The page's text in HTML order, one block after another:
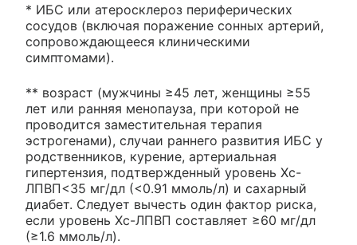
* ИБС или атеросклероз периферических
сосудов (включая поражение сонных артерий,
сопровождающееся клиническими
симптомами).
** возраст (мужчины ≥45 лет, женщины ≥55
лет или ранняя менопауза, при которой не
проводится заместительная терапия
эстрогенами), случаи раннего развития ИБС у
родственников, курение, артериальная
гипертензия, подтвержденный уровень Хс-
ЛПВП<35 мг/дл (<0.91 ммоль/л) и сахарный
диабет. Следует вычесть один фактор риска,
если уровень Хс-ЛПВП составляет ≥60 мг/дл
(≥1.6 ммоль/л).